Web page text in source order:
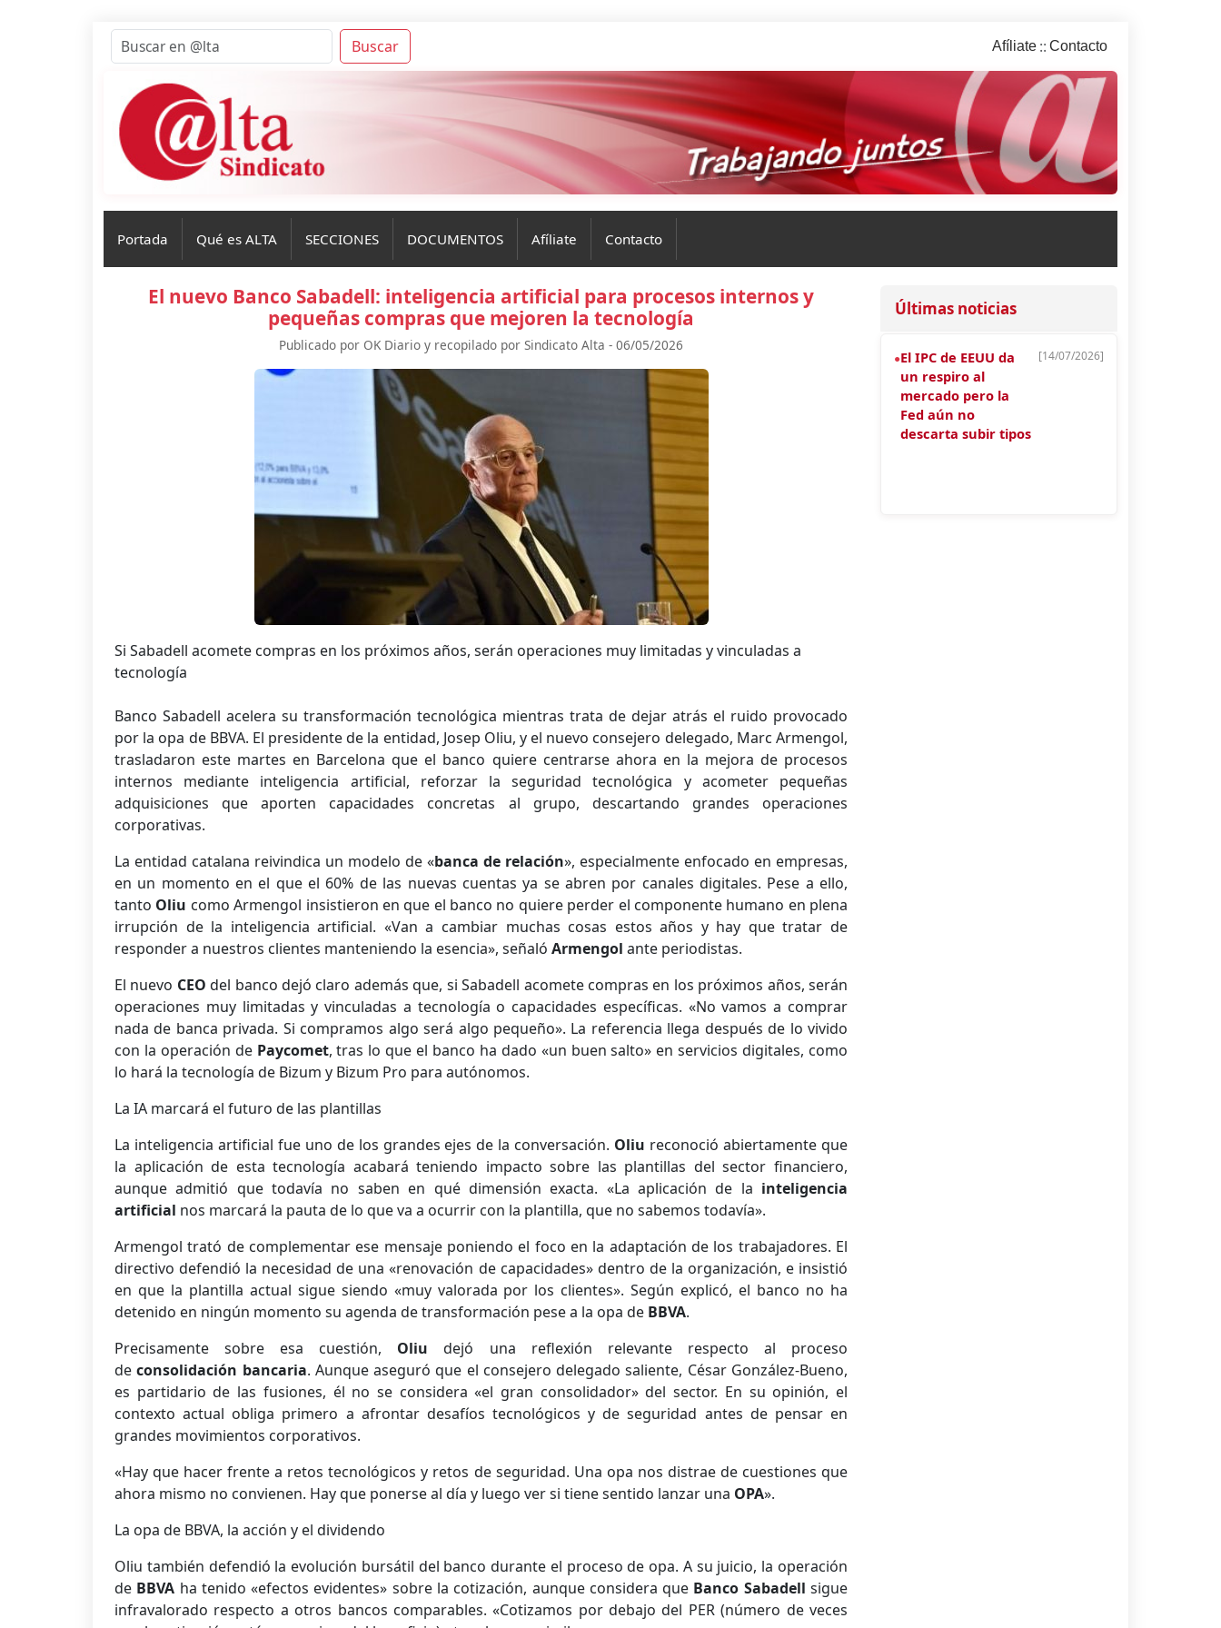
Buscar Afíliate :: Contacto
Portada Qué es ALTA SECCIONES DOCUMENTOS Afíliate Contacto
El nuevo Banco Sabadell: inteligencia artificial para procesos internos y
pequeñas compras que mejoren la tecnología
Publicado por OK Diario y recopilado por Sindicato Alta - 06/05/2026
Si Sabadell acomete compras en los próximos años, serán operaciones muy limitadas y vinculadas a
tecnología
Banco Sabadell acelera su transformación tecnológica mientras trata de dejar atrás el ruido provocado
por la opa de BBVA. El presidente de la entidad, Josep Oliu, y el nuevo consejero delegado, Marc Armengol,
trasladaron este martes en Barcelona que el banco quiere centrarse ahora en la mejora de procesos
internos mediante inteligencia artificial, reforzar la seguridad tecnológica y acometer pequeñas
adquisiciones que aporten capacidades concretas al grupo, descartando grandes operaciones
corporativas.
La entidad catalana reivindica un modelo de «banca de relación», especialmente enfocado en empresas,
en un momento en el que el 60% de las nuevas cuentas ya se abren por canales digitales. Pese a ello,
tanto Oliu como Armengol insistieron en que el banco no quiere perder el componente humano en plena
irrupción de la inteligencia artificial. «Van a cambiar muchas cosas estos años y hay que tratar de
responder a nuestros clientes manteniendo la esencia», señaló Armengol ante periodistas.
El nuevo CEO del banco dejó claro además que, si Sabadell acomete compras en los próximos años, serán
operaciones muy limitadas y vinculadas a tecnología o capacidades específicas. «No vamos a comprar
nada de banca privada. Si compramos algo será algo pequeño». La referencia llega después de lo vivido
con la operación de Paycomet, tras lo que el banco ha dado «un buen salto» en servicios digitales, como
lo hará la tecnología de Bizum y Bizum Pro para autónomos.
La IA marcará el futuro de las plantillas
La inteligencia artificial fue uno de los grandes ejes de la conversación. Oliu reconoció abiertamente que
la aplicación de esta tecnología acabará teniendo impacto sobre las plantillas del sector financiero,
aunque admitió que todavía no saben en qué dimensión exacta. «La aplicación de la inteligencia
artificial nos marcará la pauta de lo que va a ocurrir con la plantilla, que no sabemos todavía».
Armengol trató de complementar ese mensaje poniendo el foco en la adaptación de los trabajadores. El
directivo defendió la necesidad de una «renovación de capacidades» dentro de la organización, e insistió
en que la plantilla actual sigue siendo «muy valorada por los clientes». Según explicó, el banco no ha
detenido en ningún momento su agenda de transformación pese a la opa de BBVA.
Precisamente sobre esa cuestión, Oliu dejó una reflexión relevante respecto al proceso
deconsolidación bancaria. Aunque aseguró que el consejero delegado saliente, César González-Bueno,
es partidario de las fusiones, él no se considera «el gran consolidador» del sector. En su opinión, el
contexto actual obliga primero a afrontar desafíos tecnológicos y de seguridad antes de pensar en
grandes movimientos corporativos.
«Hay que hacer frente a retos tecnológicos y retos de seguridad. Una opa nos distrae de cuestiones que
ahora mismo no convienen. Hay que ponerse al día y luego ver si tiene sentido lanzar una OPA».
La opa de BBVA, la acción y el dividendo
Oliu también defendió la evolución bursátil del banco durante el proceso de opa. A su juicio, la operación
de BBVA ha tenido «efectos evidentes» sobre la cotización, aunque considera que Banco Sabadell sigue
infravalorado respecto a otros bancos comparables. «Cotizamos por debajo del PER (número de veces
Últimas noticias
●El IPC de EEUU da
un respiro al
mercado pero la
Fed aún no
descarta subir tipos
[14/07/2026]